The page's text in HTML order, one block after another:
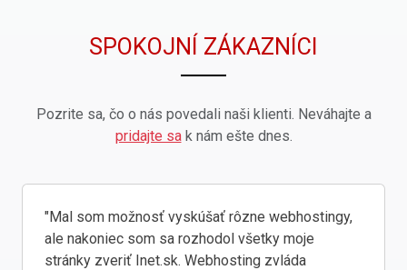
SPOKOJNÍ ZÁKAZNÍCI
Pozrite sa, čo o nás povedali naši klienti. Neváhajte a
pridajte sak nám ešte dnes.
"Mal som možnosť vyskúšať rôzne webhostingy,
ale nakoniec som sa rozhodol všetky moje
stránky zveriť Inet.sk. Webhosting zvláda